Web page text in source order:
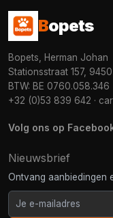
Bopets
Bopets, Herman Johan
Stationsstraat 157,
BTW: BE 0760.058.346
+32 (0)53 839 642 ·
Volg ons op
Nieuwsbrief
Ontvang aanbiedingen